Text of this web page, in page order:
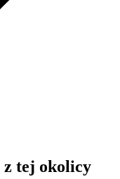
z tej okolicy